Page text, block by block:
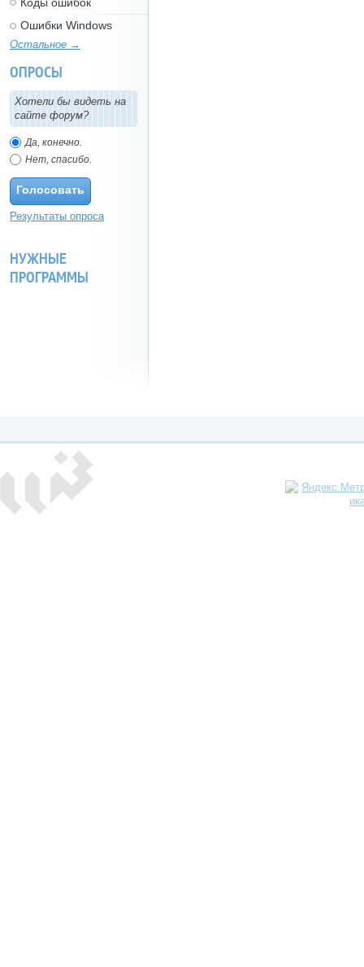
Ошибки Windows
Остальное →
ОПРОСЫ
Хотели бы видеть на
сайте форум?
Да, конечно.
Нет, спасибо.
Голосовать
Результаты опроса
НУЖНЫЕ
ПРОГРАММЫ